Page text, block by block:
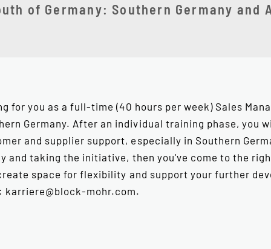
of Germany: Southern Germany and
for you as a full-time (40 hours per week) Sales
Germany. After an individual training phase, you
and supplier support, especially in Southern
and taking the initiative, then you've come to the
space for flexibility and support your further
karriere@block-mohr.com.